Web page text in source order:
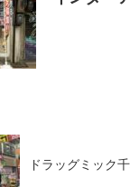
ドラッグミック